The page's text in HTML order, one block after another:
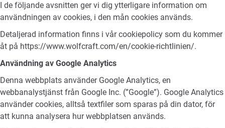
I de följande avsnitten ger vi dig ytterligare information om
användningen av cookies, i den mån cookies används.
Detaljerad information finns i vår cookiepolicy som du kommer
åt på https://www.wolfcraft.com/en/cookie-richtlinien/.
Användning av Google Analytics
Denna webbplats använder Google Analytics, en
webbanalystjänst från Google Inc. (”Google”). Google Analytics
använder cookies, alltså textfiler som sparas på din dator, för
att kunna analysera hur webbplatsen används.